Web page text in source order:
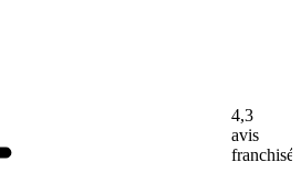
4,3
avis
franchisé